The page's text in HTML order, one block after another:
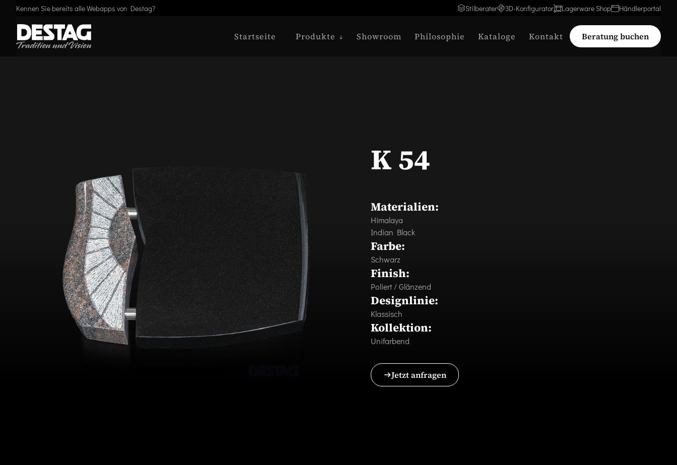
Kennen Sie bereits alle Webapps von Destag? Stilberater 3D-Konfigurator Lagerware Shop Händlerportal
Startseite Produkte Showroom Philosophie Kataloge Kontakt Beratung buchen
K 54
Materialien:
Himalaya
Indian Black
Farbe:
Schwarz
Finish:
Poliert / Glänzend
Designlinie:
Klassisch
Kollektion:
Unifarbend
Jetzt anfragen